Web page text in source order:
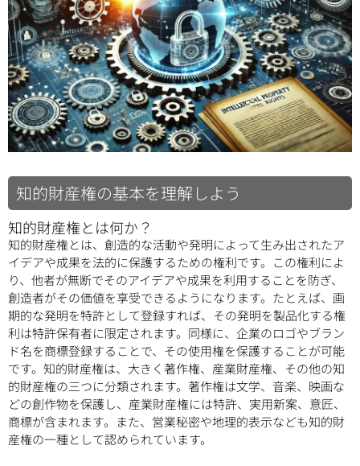
知的財産権の基本を理解しよう
知的財産権とは何か？
知的財産権とは、創造的な活動や発明によって生み出されたア
イデアや成果を法的に保護するための権利です。この権利によ
り、他者が無断でそのアイデアや成果を利用することを防ぎ、
創造者がその価値を享受できるようになります。たとえば、画
期的な発明を特許として登録すれば、その発明を製品化する権
利は特許保有者に限定されます。同様に、企業のロゴやブラン
ド名を商標登録することで、その使用権を保護することが可能
です。知的財産権は、大きく著作権、産業財産権、その他の知
的財産権の三つに分類されます。著作権は文学、音楽、映画な
どの創作物を保護し、産業財産権には特許、実用新案、意匠、
商標が含まれます。また、営業秘密や地理的表示なども知的財
産権の一種として認められています。